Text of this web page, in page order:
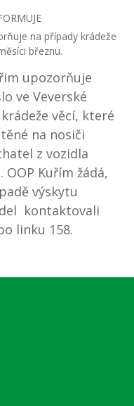
na případy krádeže
březnu.
upozorňuje
ve Veverské
věcí, které
na nosiči
z vozidla
Kuřím žádá,
výskytu
kontaktovali
linku 158.